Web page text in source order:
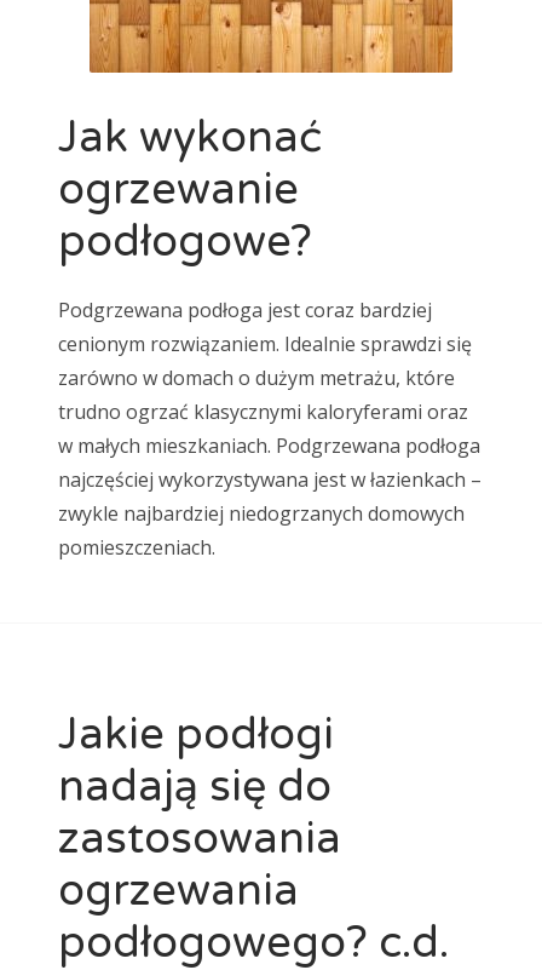
Jak wykonać
ogrzewanie
podłogowe?
Podgrzewana podłoga jest coraz bardziej
cenionym rozwiązaniem. Idealnie sprawdzi się
zarówno w domach o dużym metrażu, które
trudno ogrzać klasycznymi kaloryferami oraz
w małych mieszkaniach. Podgrzewana podłoga
najczęściej wykorzystywana jest w łazienkach –
zwykle najbardziej niedogrzanych domowych
pomieszczeniach.
Jakie podłogi
nadają się do
zastosowania
ogrzewania
podłogowego? c.d.